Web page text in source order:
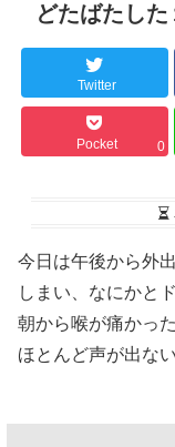
どたばたした
Twitter
Pocket 0
今日は午後から外
しまい、なにかと
朝から喉が痛かっ
ほとんど声が出な